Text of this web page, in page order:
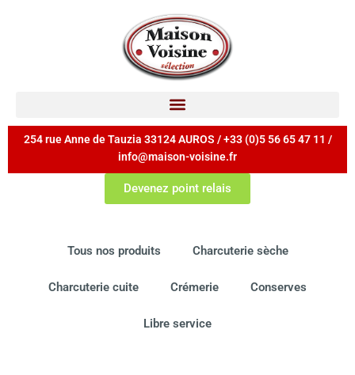
254 rue Anne de Tauzia 33124 AUROS / +33 (0)5 56 65 47 11 /
info@maison-voisine.fr
Devenez point relais
Tous nos produits Charcuterie sèche
Charcuterie cuite Crémerie Conserves
Libre service